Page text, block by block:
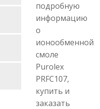
подробную
информацию
о
ионообменной
смоле
Purolex
PRFC107,
купить и
заказать